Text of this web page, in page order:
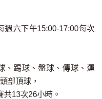
週六下午15:00-17:00每次
、踢球、盤球、傳球、運
部頂球，
13次26小時。